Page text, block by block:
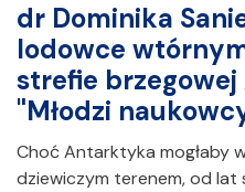
dr Dominika
lodowce
strefie
"Młodzi
Choć Antarktyka mogłaby
dziewiczym terenem, od